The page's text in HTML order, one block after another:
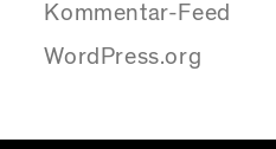
Kommentar-Feed
WordPress.org